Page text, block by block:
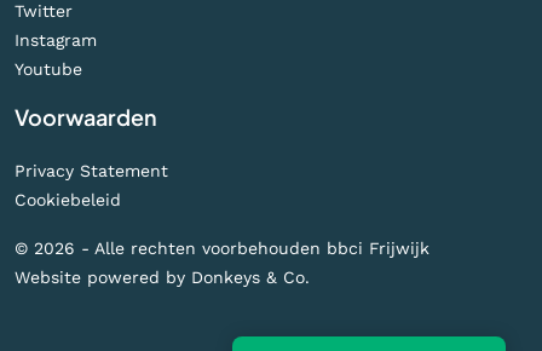
Twitter
Instagram
Youtube
Voorwaarden
Privacy Statement
Cookiebeleid
© 2026 - Alle rechten voorbehouden bbci Frijwijk
Website powered by Donkeys & Co.